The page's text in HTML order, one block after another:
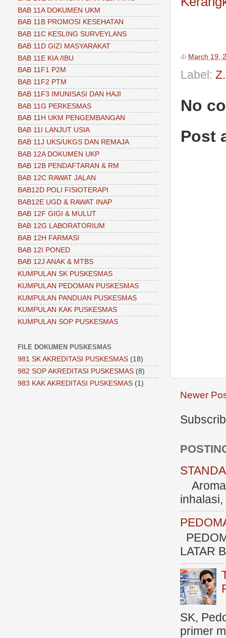
di March 19,
Label:
No
Post
Newer
LATAR
SK,
primer
BAB 11A DOKUMEN UKM
BAB 11B PROMOSI KESEHATAN
BAB 11C KESLING SURVEYLANS
BAB 11D GIZI MASYARAKAT
BAB 11E KIA /IBU
BAB 11F1 P2M
BAB 11F2 PTM
BAB 11F3 IMUNISASI DAN HAJI
BAB 11G PERKESMAS
BAB 11H UKM PENGEMBANGAN
BAB 11I LANJUT USIA
BAB 11J UKS/UKGS DAN REMAJA
BAB 12A DOKUMEN UKP
BAB 12B PENDAFTARAN & RM
BAB 12C RAWAT JALAN
BAB12D POLI FISIOTERAPI
BAB12E UGD & RAWAT INAP
BAB 12F GIGI & MULUT
BAB 12G LABORATORIUM
BAB 12H FARMASI
BAB 12I PONED
BAB 12J ANAK & MTBS
KUMPULAN SK PUSKESMAS
KUMPULAN PEDOMAN PUSKESMAS
KUMPULAN PANDUAN PUSKESMAS
KUMPULAN KAK PUSKESMAS
KUMPULAN SOP PUSKESMAS
FILE DOKUMEN PUSKESMAS
981 SK AKREDITASI PUSKESMAS (18)
982 SOP AKREDITASI PUSKESMAS (8)
983 KAK AKREDITASI PUSKESMAS (1)